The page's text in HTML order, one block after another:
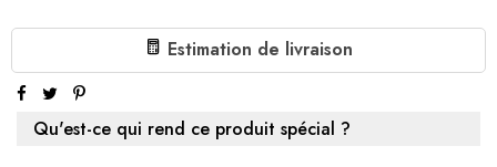
Estimation de livraison
Qu'est-ce qui rend ce produit spécial ?